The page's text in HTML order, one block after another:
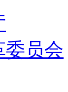
委员会